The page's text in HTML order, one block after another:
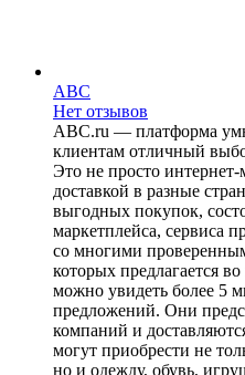
ABC
Нет отзывов
ABC.ru — платформа
клиентам отличный
Это не просто
доставкой в разные
выгодных покупок,
маркетплейса, сервиса
со многими
которых предлагается
можно увидеть более 5
предложений. Они
компаний и
могут приобрести не
но и одежду, обувь,